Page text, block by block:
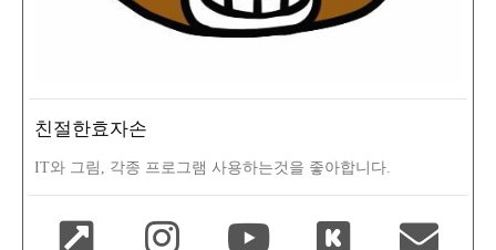
친절한효자손
IT와 그림, 각종 프로그램 사용하는것을 좋아합니다.